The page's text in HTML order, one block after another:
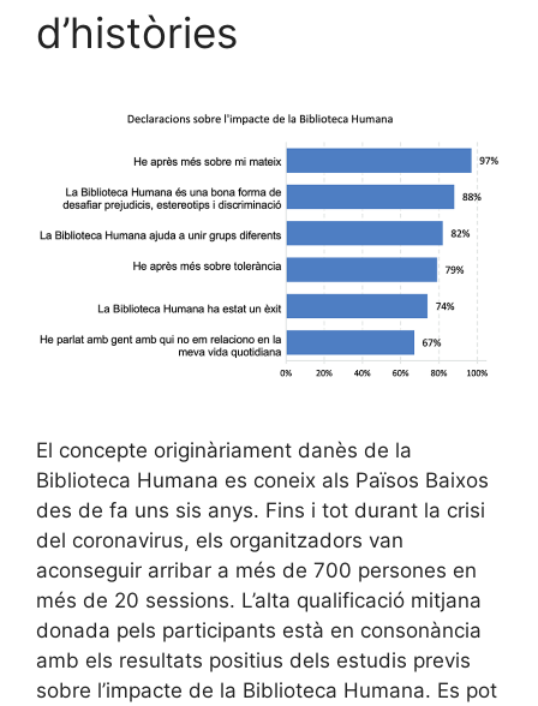
d’històries
El concepte originàriament danès de la
Biblioteca Humana es coneix als Països Baixos
des de fa uns sis anys. Fins i tot durant la crisi
del coronavirus, els organitzadors van
aconseguir arribar a més de 700 persones en
més de 20 sessions. L’alta qualificació mitjana
donada pels participants està en consonància
amb els resultats positius dels estudis previs
sobre l’impacte de la Biblioteca Humana. Es pot